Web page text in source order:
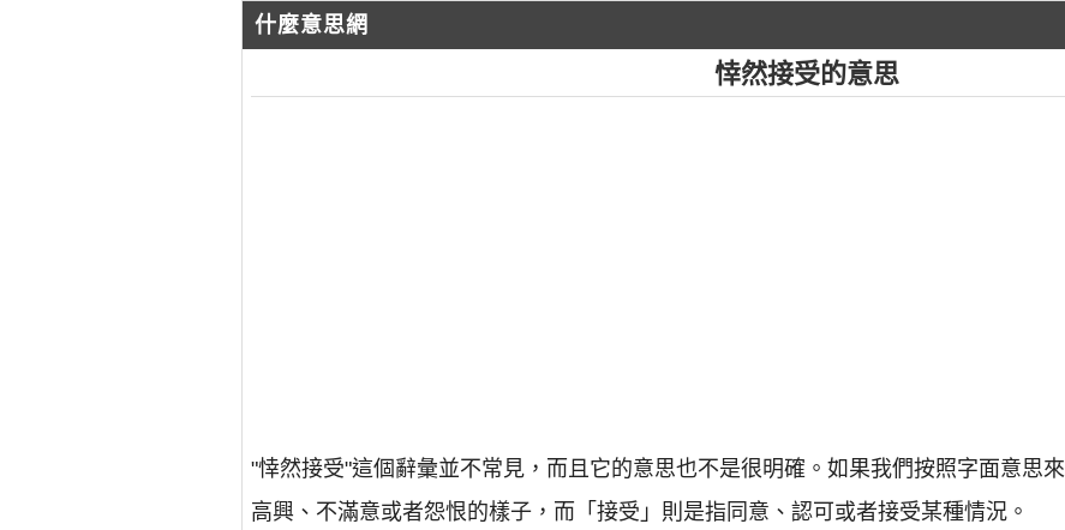
什麼意思網
悻然接受的意思
"悻然接受"這個辭彙並不常見，而且它的意思也不是很明確。如果我們按照字面意思
高興、不滿意或者怨恨的樣子，而「接受」則是指同意、認可或者接受某種情況。